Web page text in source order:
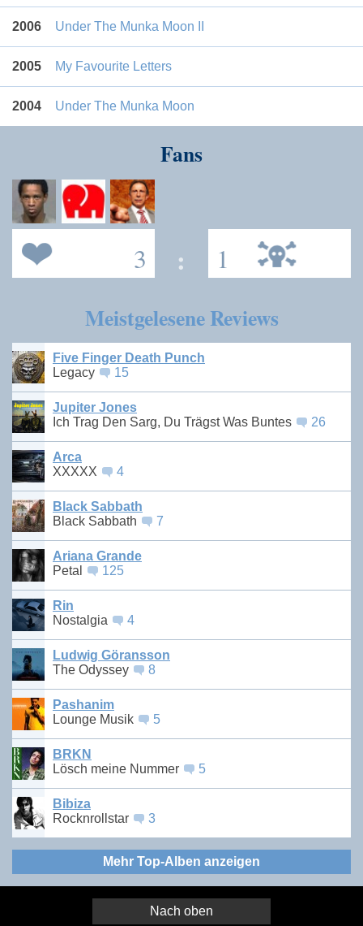
2006 Under The Munka Moon II
2005 My Favourite Letters
2004 Under The Munka Moon
Fans
3 : 1
Meistgelesene Reviews
Five Finger Death Punch
Legacy
15
Jupiter Jones
Ich Trag Den Sarg, Du Trägst Was Buntes
26
Arca
XXXXX
4
Black Sabbath
Black Sabbath
7
Ariana Grande
Petal
125
Rin
Nostalgia
4
Ludwig Göransson
The Odyssey
8
Pashanim
Lounge Musik
5
BRKN
Lösch meine Nummer
5
Bibiza
Rocknrollstar
3
Mehr Top-Alben anzeigen
Nach oben